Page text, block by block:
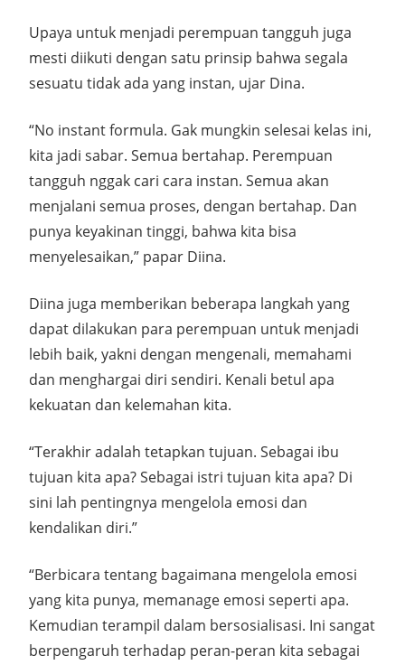
Upaya untuk menjadi perempuan tangguh juga
mesti diikuti dengan satu prinsip bahwa segala
sesuatu tidak ada yang instan, ujar Dina.
“No instant formula. Gak mungkin selesai kelas ini,
kita jadi sabar. Semua bertahap. Perempuan
tangguh nggak cari cara instan. Semua akan
menjalani semua proses, dengan bertahap. Dan
punya keyakinan tinggi, bahwa kita bisa
menyelesaikan,” papar Diina.
Diina juga memberikan beberapa langkah yang
dapat dilakukan para perempuan untuk menjadi
lebih baik, yakni dengan mengenali, memahami
dan menghargai diri sendiri. Kenali betul apa
kekuatan dan kelemahan kita.
“Terakhir adalah tetapkan tujuan. Sebagai ibu
tujuan kita apa? Sebagai istri tujuan kita apa? Di
sini lah pentingnya mengelola emosi dan
kendalikan diri.”
“Berbicara tentang bagaimana mengelola emosi
yang kita punya, memanage emosi seperti apa.
Kemudian terampil dalam bersosialisasi. Ini sangat
berpengaruh terhadap peran-peran kita sebagai